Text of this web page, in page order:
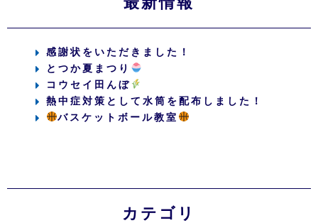
感謝状をいただきました！
とつか夏まつり
コウセイ田んぼ
熱中症対策として水筒を配布しました！
バスケットボール教室
カテゴリ